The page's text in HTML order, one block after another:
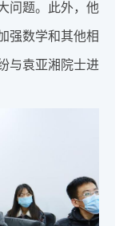
问题。此外，他
强数学和其他相
与袁亚湘院士进